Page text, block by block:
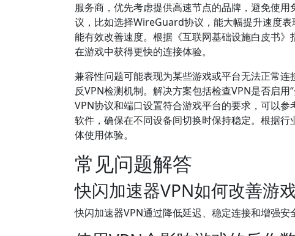
服务商，优先考虑提供高速节点的品牌，避免使
议，比如选择WireGuard协议，能大幅提升速度
能有效改善速度。根据《互联网基础设施白皮书
在游戏中获得更快的连接体验。
兼容性问题可能表现为某些游戏或平台无法正常
反VPN检测机制。解决方案包括检查VPN是否启
VPN协议和端口设置符合游戏平台的要求，可以
软件，确保在不同设备间切换时保持稳定。根据
体使用体验。
常见问题解答
快闪加速器VPN如何改善游
快闪加速器VPN通过降低延迟、稳定连接和增强安